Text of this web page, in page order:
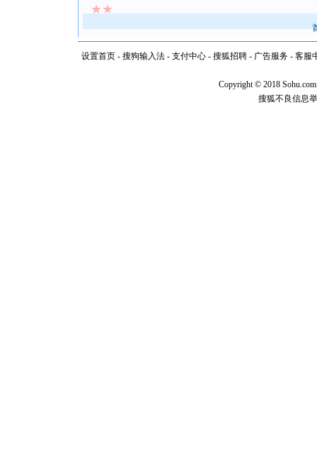
★★
设置首页- 搜狗输入法- 支付中心- 搜狐招聘- 广告服务- 客服
Copyright© 2018
搜狐不良信息